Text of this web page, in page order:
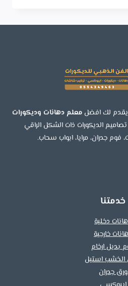
يقدم لك افضل معلم دهانات وديكورات
الديكورات ذات الشكل الراقي
فوم جدران، مرايا، ابواب سحاب.
خدمتنا
دخلية
خارجية
بديل ارخام
الخشب استيل
ورق جدران